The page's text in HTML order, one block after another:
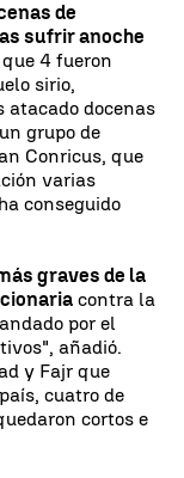
de
sufrir anoche
4 fueron
sirio,
atacado docenas
grupo de
Conricus, que
varias
conseguido
graves de la
contra la
por el
añadió.
y Fajr que
cuatro de
cortos e